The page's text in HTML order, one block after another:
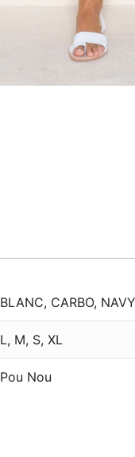
BLANC, CARBO, NAVY
L, M, S, XL
Pou Nou